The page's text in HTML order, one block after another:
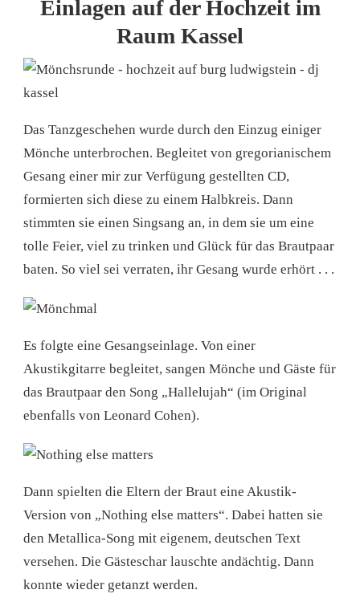
Einlagen auf der Hochzeit im
Raum Kassel
Das Tanzgeschehen wurde durch den Einzug einiger
Mönche unterbrochen. Begleitet von gregorianischem
Gesang einer mir zur Verfügung gestellten CD,
formierten sich diese zu einem Halbkreis. Dann
stimmten sie einen Singsang an, in dem sie um eine
tolle Feier, viel zu trinken und Glück für das Brautpaar
baten. So viel sei verraten, ihr Gesang wurde erhört . . .
Es folgte eine Gesangseinlage. Von einer
Akustikgitarre begleitet, sangen Mönche und Gäste für
das Brautpaar den Song „Hallelujah“ (im Original
ebenfalls von Leonard Cohen).
Dann spielten die Eltern der Braut eine Akustik-
Version von „Nothing else matters“. Dabei hatten sie
den Metallica-Song mit eigenem, deutschen Text
versehen. Die Gästeschar lauschte andächtig. Dann
konnte wieder getanzt werden.